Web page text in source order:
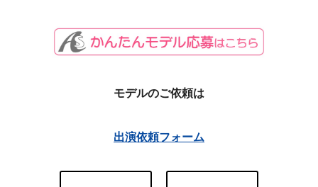
モデルのご依頼は
出演依頼フォーム